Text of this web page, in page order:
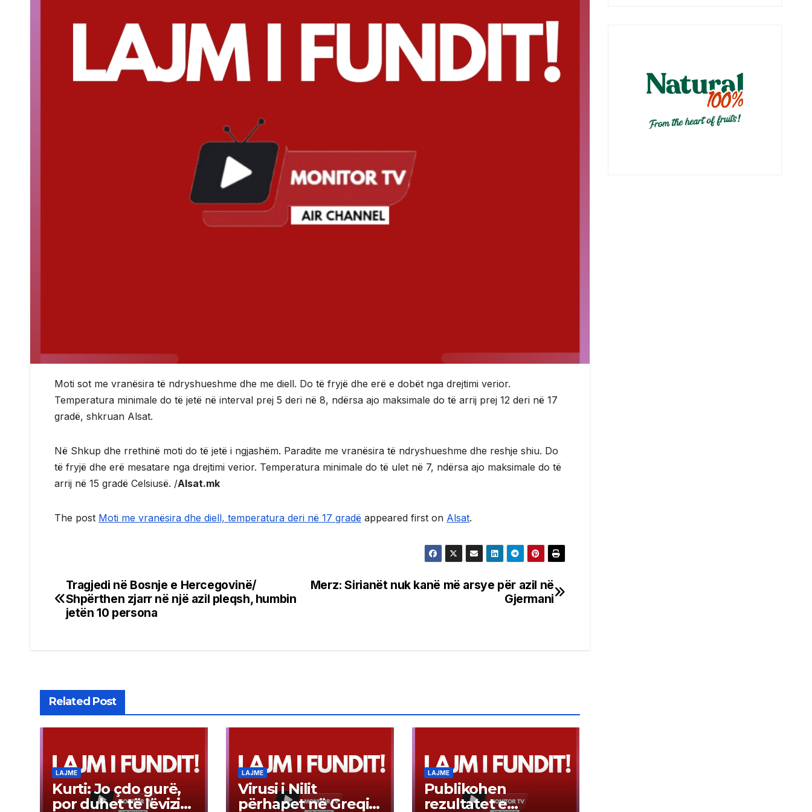
Moti sot me vranësira të ndryshueshme dhe me diell. Do të fryjë dhe erë e dobët nga drejtimi verior.
Temperatura minimale do të jetë në interval prej 5 deri në 8, ndërsa ajo maksimale do të arrij prej 12 deri në 17
gradë, shkruan Alsat.
Në Shkup dhe rrethinë moti do të jetë i ngjashëm. Paradite me vranësira të ndryshueshme dhe reshje shiu. Do
të fryjë dhe erë mesatare nga drejtimi verior. Temperatura minimale do të ulet në 7, ndërsa ajo maksimale do të
arrij në 15 gradë Celsiusë. /Alsat.mk
The post Moti me vranësira dhe diell, temperatura deri në 17 gradë appeared first on Alsat.
Post
navigation
Merz: Sirianët nuk kanë më arsye për azil në
Gjermani
Tragjedi në Bosnje e Hercegovinë/
Shpërthen zjarr në një azil pleqsh, humbin
jetën 10 persona
Related Post
LAJME
Kurti: Jo çdo gurë,
por duhet të lëvizim
LAJME
Virusi i Nilit
përhapet në Greqi,
LAJME
Publikohen
rezultatet e